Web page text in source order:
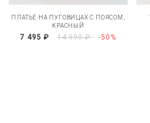
ПЛАТЬЕ НА ПУГОВИЦАХ С ПОЯСОМ,
КРАСНЫЙ
7 495 ₽ 14 990 ₽ -50%